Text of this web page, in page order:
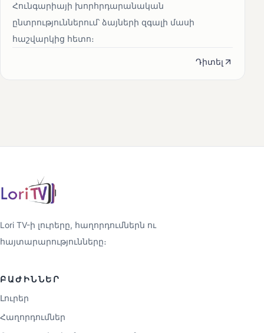
Հունգարիայի խորհրդարանական
ընտրություններում՝ ձայների զգալի մասի
հաշվարկից հետո։
Դիտել
Lori TV-ի լուրերը, հաղորդումներն ու
հայտարարությունները։
ԲԱԺԻՆՆԵՐ
Լուրեր
Հաղորդումներ